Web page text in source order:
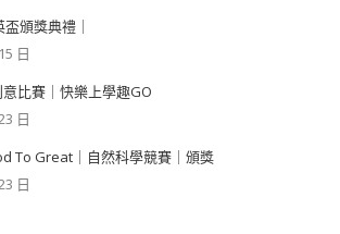
頒獎典禮｜
日
比賽｜快樂上學趣GO
日
To Great｜自然科學競賽｜頒獎
日